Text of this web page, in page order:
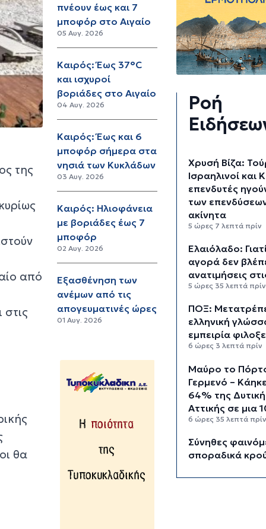
της
από
θα
πνέουν έως και 7
μποφόρ στο Αιγαίο
05 Αυγ. 2026
Καιρός: Έως 37°C
και ισχυροί
βοριάδες στο Αιγαίο
04 Αυγ. 2026
Καιρός: Έως και 6
μποφόρ σήμερα στα
νησιά των Κυκλάδων
03 Αυγ. 2026
Καιρός: Ηλιοφάνεια
με βοριάδες έως 7
μποφόρ
02 Αυγ. 2026
Εξασθένηση των
ανέμων από τις
απογευματινές ώρες
01 Αυγ. 2026
Ροή
Χρυσή Βίζα:
Ισραηλινοί και
επενδυτές
των
ακίνητα
5 ώρες 7 λεπτά πρίν
Ελαιόλαδο:
αγορά δεν
ανατιμήσεις
5 ώρες 35 λεπτά πρίν
ΠΟΞ:
ελληνική
εμπειρία
6 ώρες 3 λεπτά πρίν
Μαύρο το
Γερμενό –
64% της
Αττικής σε μια
6 ώρες 35 λεπτά
Σύνηθες
σποραδικά
τουριστικούς